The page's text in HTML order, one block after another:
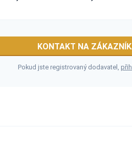
KONTAKT NA
Pokud jste registrovaný dodavatel,